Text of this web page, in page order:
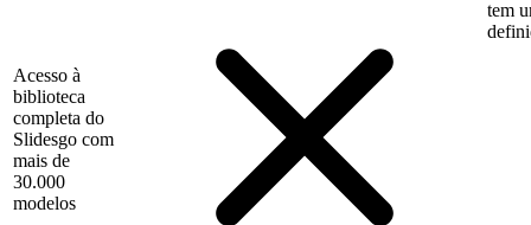
tem
Acesso à
biblioteca
completa do
Slidesgo com
mais de
30.000
modelos